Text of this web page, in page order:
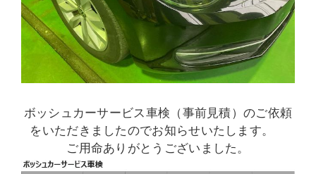
ボッシュカーサービス車検（事前見積）のご依頼
をいただきましたのでお知らせいたします。
ご用命ありがとうございました。